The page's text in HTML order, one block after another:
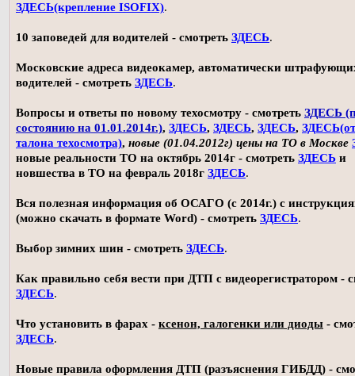
ЗДЕСЬ(крепление ISOFIX).
10 заповедей для водителей - смотреть ЗДЕСЬ.
Московские адреса видеокамер, автоматически
водителей - смотреть ЗДЕСЬ.
Вопросы и ответы по новому техосмотру - смотреть ЗДЕСЬ
состоянию на 01.01.2014г.), ЗДЕСЬ, ЗДЕСЬ, ЗДЕСЬ,
талона техосмотра), новые (01.04.2012г) цены на ТО в Москве
новые реальности ТО на октябрь 2014г - смотреть ЗДЕСЬ и
новшества в ТО на февраль 2018г ЗДЕСЬ.
Вся полезная информация об ОСАГО (с 2014г.) с
(можно скачать в формате Word) - смотреть ЗДЕСЬ.
Выбор зимних шин - смотреть ЗДЕСЬ.
Как правильно себя вести при ДТП с видеорегистратором -
ЗДЕСЬ.
Что установить в фарах - ксенон, галогенки или диоды -
ЗДЕСЬ.
Новые правила оформления ДТП (разъяснения ГИБДД) -